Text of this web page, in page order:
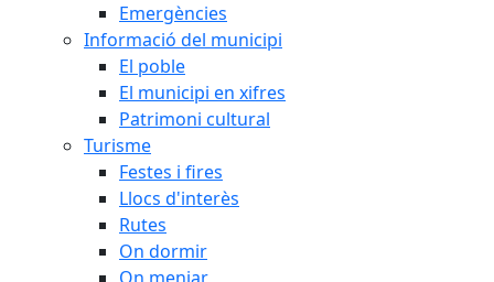
Emergències
Informació del municipi
El poble
El municipi en xifres
Patrimoni cultural
Turisme
Festes i fires
Llocs d'interès
Rutes
On dormir